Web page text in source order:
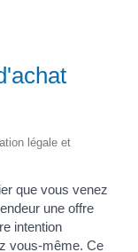
légale et
que vous venez
une offre
intention
vous-même. Ce